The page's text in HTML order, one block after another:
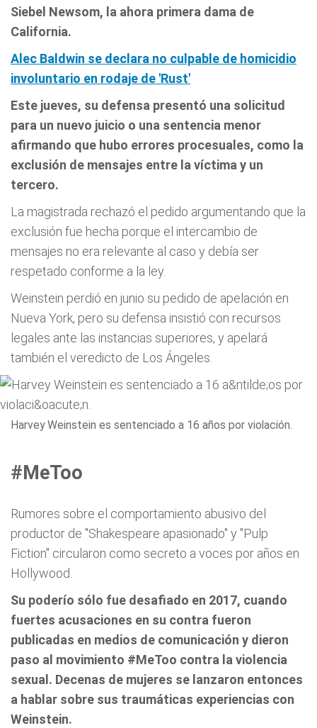
Siebel Newsom, la ahora primera dama de
California.
Alec Baldwin se declara no culpable de homicidio
involuntario en rodaje de 'Rust'
Este jueves, su defensa presentó una solicitud
para un nuevo juicio o una sentencia menor
afirmando que hubo errores procesuales, como la
exclusión de mensajes entre la víctima y un
tercero.
La magistrada rechazó el pedido argumentando que la
exclusión fue hecha porque el intercambio de
mensajes no era relevante al caso y debía ser
respetado conforme a la ley.
Weinstein perdió en junio su pedido de apelación en
Nueva York, pero su defensa insistió con recursos
legales ante las instancias superiores, y apelará
también el veredicto de Los Ángeles.
Harvey Weinstein es sentenciado a 16 años por violación.
#MeToo
Rumores sobre el comportamiento abusivo del
productor de "Shakespeare apasionado" y "Pulp
Fiction" circularon como secreto a voces por años en
Hollywood.
Su poderío sólo fue desafiado en 2017, cuando
fuertes acusaciones en su contra fueron
publicadas en medios de comunicación y dieron
paso al movimiento #MeToo contra la violencia
sexual. Decenas de mujeres se lanzaron entonces
a hablar sobre sus traumáticas experiencias con
Weinstein.